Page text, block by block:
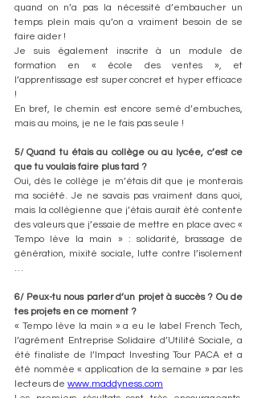
quand on n’a pas la nécessité d’embaucher un
temps plein mais qu’on a vraiment besoin de se
faire aider !
Je suis également inscrite à un module de
formation en « école des ventes », et
l’apprentissage est super concret et hyper efficace
!
En bref, le chemin est encore semé d’embuches,
mais au moins, je ne le fais pas seule !
5/ Quand tu étais au collège ou au lycée, c’est ce
que tu voulais faire plus tard ?
Oui, dès le collège je m’étais dit que je monterais
ma société. Je ne savais pas vraiment dans quoi,
mais la collégienne que j’étais aurait été contente
des valeurs que j’essaie de mettre en place avec «
Tempo lève la main » : solidarité, brassage de
génération, mixité sociale, lutte contre l’isolement
…
6/ Peux-tu nous parler d’un projet à succès ? Ou de
tes projets en ce moment ?
« Tempo lève la main » a eu le label French Tech,
l’agrément Entreprise Solidaire d’Utilité Sociale, a
été finaliste de l’Impact Investing Tour PACA et a
été nommée « application de la semaine » par les
lecteurs de www.maddyness.com